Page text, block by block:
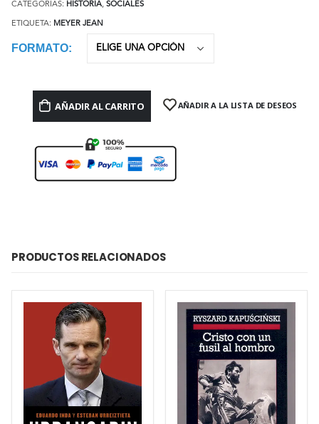
CATEGORÍAS: HISTORIA, SOCIALES
ETIQUETA: MEYER JEAN
FORMATO
AÑADIR AL CARRITO AÑADIR A LA LISTA DE DESEOS
PRODUCTOS RELACIONADOS